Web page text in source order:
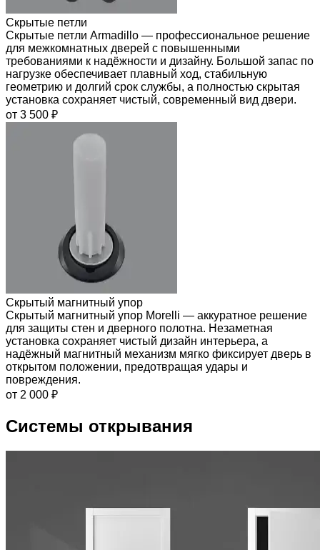
Скрытые петли
Скрытые петли Armadillo — профессиональное решение
для межкомнатных дверей с повышенными
требованиями к надёжности и дизайну. Большой запас по
нагрузке обеспечивает плавный ход, стабильную
геометрию и долгий срок службы, а полностью скрытая
установка сохраняет чистый, современный вид двери.
от 3 500 ₽
Скрытый магнитный упор
Скрытый магнитный упор Morelli — аккуратное решение
для защиты стен и дверного полотна. Незаметная
установка сохраняет чистый дизайн интерьера, а
надёжный магнитный механизм мягко фиксирует дверь в
открытом положении, предотвращая удары и
повреждения.
от 2 000 ₽
Системы открывания